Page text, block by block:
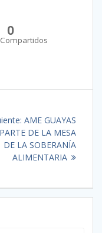
0
Compartidos
AME GUAYAS
DE LA MESA
DE LA SOBERANÍA
ALIMENTARIA